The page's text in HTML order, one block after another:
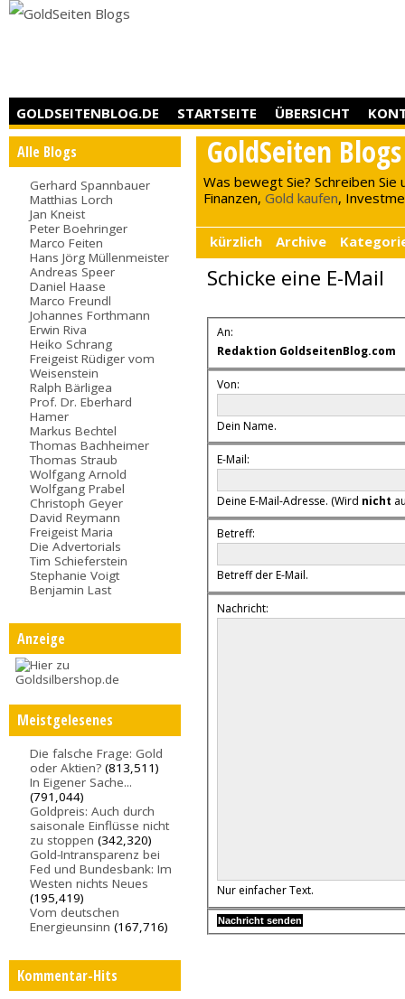
GOLDSEITENBLOG.DE STARTSEITE ÜBERSICHT
Alle Blogs
Gerhard Spannbauer
Matthias Lorch
Jan Kneist
Peter Boehringer
Marco Feiten
Hans Jörg Müllenmeister
Andreas Speer
Daniel Haase
Marco Freundl
Johannes Forthmann
Erwin Riva
Heiko Schrang
Freigeist Rüdiger vom
Weisenstein
Ralph Bärligea
Prof. Dr. Eberhard
Hamer
Markus Bechtel
Thomas Bachheimer
Thomas Straub
Wolfgang Arnold
Wolfgang Prabel
Christoph Geyer
David Reymann
Freigeist Maria
Die Advertorials
Tim Schieferstein
Stephanie Voigt
Benjamin Last
Anzeige
Meistgelesenes
Die falsche Frage: Gold
oder Aktien? (813,511)
In Eigener Sache...
(791,044)
Goldpreis: Auch durch
saisonale Einflüsse nicht
zu stoppen (342,320)
Gold-Intransparenz bei
Fed und Bundesbank: Im
Westen nichts Neues
(195,419)
Vom deutschen
Energieunsinn (167,716)
Kommentar-Hits
GoldSeiten Blogs
Was bewegt Sie? Schreiben Sie
Finanzen,Gold kaufen,
kürzlich Archive
Schicke eine E-Mail
An:
Redaktion GoldseitenBlog.com
Von:
Dein Name.
E-Mail:
Deine E-Mail-Adresse. (Wird nicht
Betreff:
Betreff der E-Mail.
Nachricht:
Nur einfacher Text.